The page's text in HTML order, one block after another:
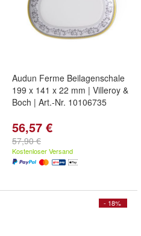
Audun Ferme Beilagenschale
199 x 141 x 22 mm | Villeroy &
Boch | Art.-Nr. 10106735
56,57 €
57,90 €
Kostenloser Versand
- 18%